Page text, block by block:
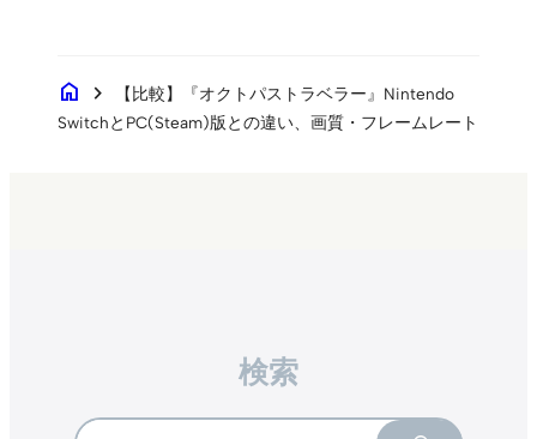
home chevron_right
【比較】『オクトパストラベラー』Nintendo
SwitchとPC(Steam)版との違い、画質・フレームレート
検索